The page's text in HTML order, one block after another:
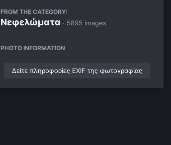
FROM THE CATEGORY:
Νεφελώματα · 5895 images
PHOTO INFORMATION
Δείτε πληροφορίες EXIF της φωτογραφίας